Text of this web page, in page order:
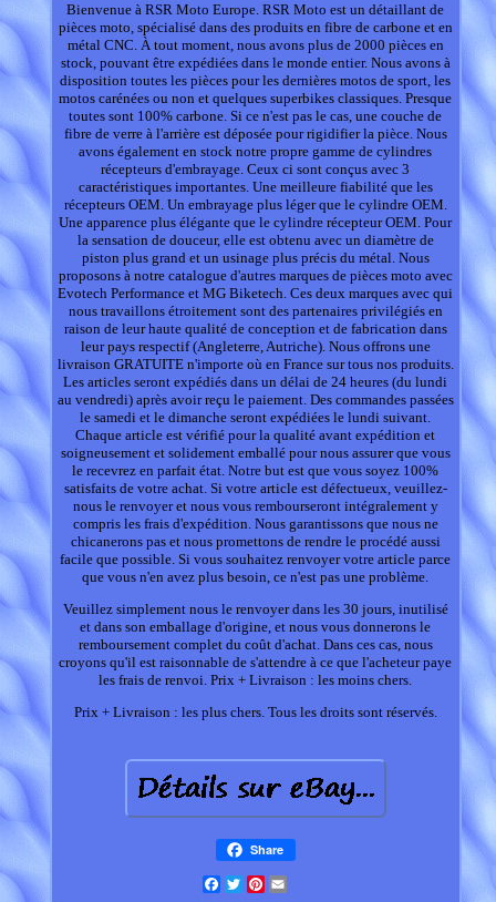
Bienvenue à RSR Moto Europe. RSR Moto est un détaillant de
pièces moto, spécialisé dans des produits en fibre de carbone et en
métal CNC. À tout moment, nous avons plus de 2000 pièces en
stock, pouvant être expédiées dans le monde entier. Nous avons à
disposition toutes les pièces pour les dernières motos de sport, les
motos carénées ou non et quelques superbikes classiques. Presque
toutes sont 100% carbone. Si ce n'est pas le cas, une couche de
fibre de verre à l'arrière est déposée pour rigidifier la pièce. Nous
avons également en stock notre propre gamme de cylindres
récepteurs d'embrayage. Ceux ci sont conçus avec 3
caractéristiques importantes. Une meilleure fiabilité que les
récepteurs OEM. Un embrayage plus léger que le cylindre OEM.
Une apparence plus élégante que le cylindre récepteur OEM. Pour
la sensation de douceur, elle est obtenu avec un diamètre de
piston plus grand et un usinage plus précis du métal. Nous
proposons à notre catalogue d'autres marques de pièces moto avec
Evotech Performance et MG Biketech. Ces deux marques avec qui
nous travaillons étroitement sont des partenaires privilégiés en
raison de leur haute qualité de conception et de fabrication dans
leur pays respectif (Angleterre, Autriche). Nous offrons une
livraison GRATUITE n'importe où en France sur tous nos produits.
Les articles seront expédiés dans un délai de 24 heures (du lundi
au vendredi) après avoir reçu le paiement. Des commandes passées
le samedi et le dimanche seront expédiées le lundi suivant.
Chaque article est vérifié pour la qualité avant expédition et
soigneusement et solidement emballé pour nous assurer que vous
le recevrez en parfait état. Notre but est que vous soyez 100%
satisfaits de votre achat. Si votre article est défectueux, veuillez-
nous le renvoyer et nous vous rembourseront intégralement y
compris les frais d'expédition. Nous garantissons que nous ne
chicanerons pas et nous promettons de rendre le procédé aussi
facile que possible. Si vous souhaitez renvoyer votre article parce
que vous n'en avez plus besoin, ce n'est pas une problème.
Veuillez simplement nous le renvoyer dans les 30 jours, inutilisé
et dans son emballage d'origine, et nous vous donnerons le
remboursement complet du coût d'achat. Dans ces cas, nous
croyons qu'il est raisonnable de s'attendre à ce que l'acheteur paye
les frais de renvoi. Prix + Livraison : les moins chers.
Prix + Livraison : les plus chers. Tous les droits sont réservés.
Share
Facebook
TwitterPinterest